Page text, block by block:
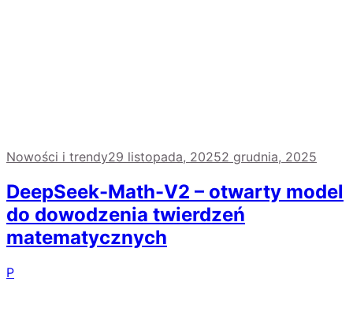
Nowości i trendy29 listopada, 20252 grudnia, 2025
DeepSeek-Math-V2 – otwarty model
do dowodzenia twierdzeń
matematycznych
P